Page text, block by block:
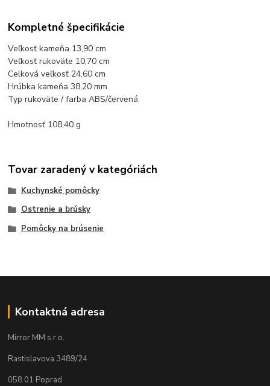
Kompletné špecifikácie
Veľkosť kameňa 13,90 cm
Veľkosť rukoväte 10,70 cm
Celková veľkosť 24,60 cm
Hrúbka kameňa 38,20 mm
Typ rukoväte / farba ABS/červená
Hmotnosť 108,40 g
Tovar zaradený v kategóriách
Kuchynské pomôcky
Ostrenie a brúsky
Pomôcky na brúsenie
Kontaktná adresa
Mirror MM s.r.o.
Rastislavova 3489/24
058 01 Poprad